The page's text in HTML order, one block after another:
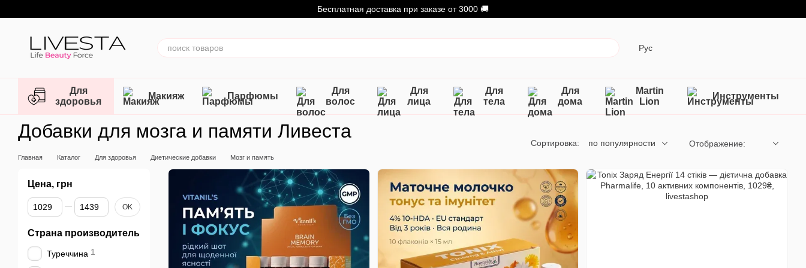
Бесплатная доставка при заказе от 3000 🚚
Рус
Для
здоровья
Макияж Парфюмы
Для
волос
Для
лица
Для
тела
Для
дома
Martin
Lion
Инструменты
Добавки для мозга и памяти Ливеста
Главная Каталог Для здоровья Диетические добавки Мозг и память
Сортировка: по популярности Отображение:
Цена, грн
От Цена, грн
До Цена, грн OK
Страна производитель
Туреччина 1